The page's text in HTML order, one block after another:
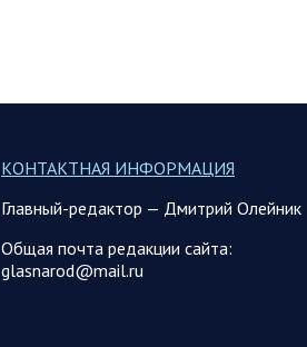
КОНТАКТНАЯ ИНФОРМАЦИЯ
Главный-редактор — Дмитрий Олейник
Общая почта редакции сайта:
glasnarod@mail.ru